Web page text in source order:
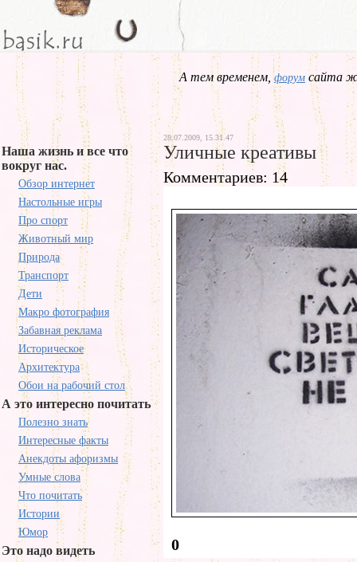
А тем временем,форум сайта
Наша жизнь и все что
вокруг нас.
Обзор интернет
Настольные игры
Про спорт
Животный мир
Природа
Транспорт
Дети
Макро фотография
Забавная реклама
Историческое
Архитектура
Обои на рабочий стол
А это интересно почитать
Полезно знать
Интересные факты
Анекдоты афоризмы
Умные слова
Что почитать
Истории
Юмор
Это надо видеть
28.07.2009, 15.31.47
Уличные креативы
Комментариев: 14
0